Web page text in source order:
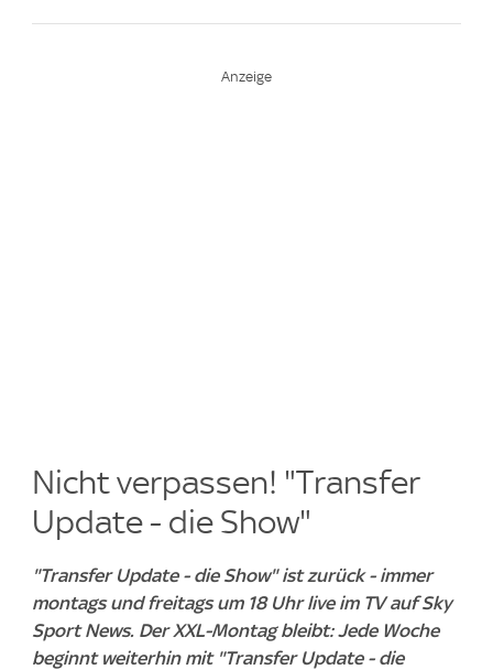
Nicht verpassen! "Transfer
Update - die Show"
"Transfer Update - die Show" ist zurück - immer
montags und freitags um 18 Uhr live im TV auf Sky
Sport News. Der XXL-Montag bleibt: Jede Woche
beginnt weiterhin mit "Transfer Update - die